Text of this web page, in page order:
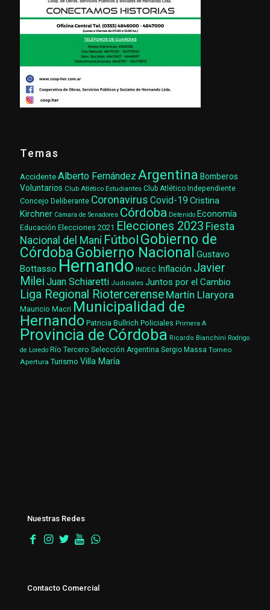
Temas
AccidenteAlberto Fernández Argentina Bomberos
Voluntarios Club Atlético Estudiantes Club Atlético Independiente
Concejo Deliberante Coronavirus Covid-19 Cristina
Kirchner Cámara de Senadores Córdoba Detenido Economía
Educación Elecciones 2021 Elecciones 2023 Fiesta
Nacional del Maní Fútbol Gobierno de
CórdobaGobierno Nacional Gustavo
Bottasso Hernando INDEC Inflación Javier
Milei Juan Schiaretti Judiciales Juntos por el Cambio
Liga Regional Riotercerense Martín Llaryora
Mauricio Macri Municipalidad de
Hernando Patricia Bullrich Policiales Primera A
Provincia de Córdoba Ricardo Bianchini Rodrigo
de Loredo Río Tercero Selección Argentina Sergio Massa Torneo
Apertura Turismo Villa María
Nuestras Redes
Contacto Comercial